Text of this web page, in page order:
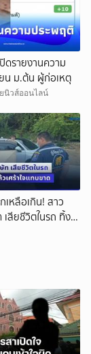
ดรายงานความ
น ม.ต้น ผู้ก่อเหตุ
นิวส์ออนไลน์
หลือเกิน! สาว
สียชีวิตในรถ ทิ้ง
ร้าใจแทบขาด